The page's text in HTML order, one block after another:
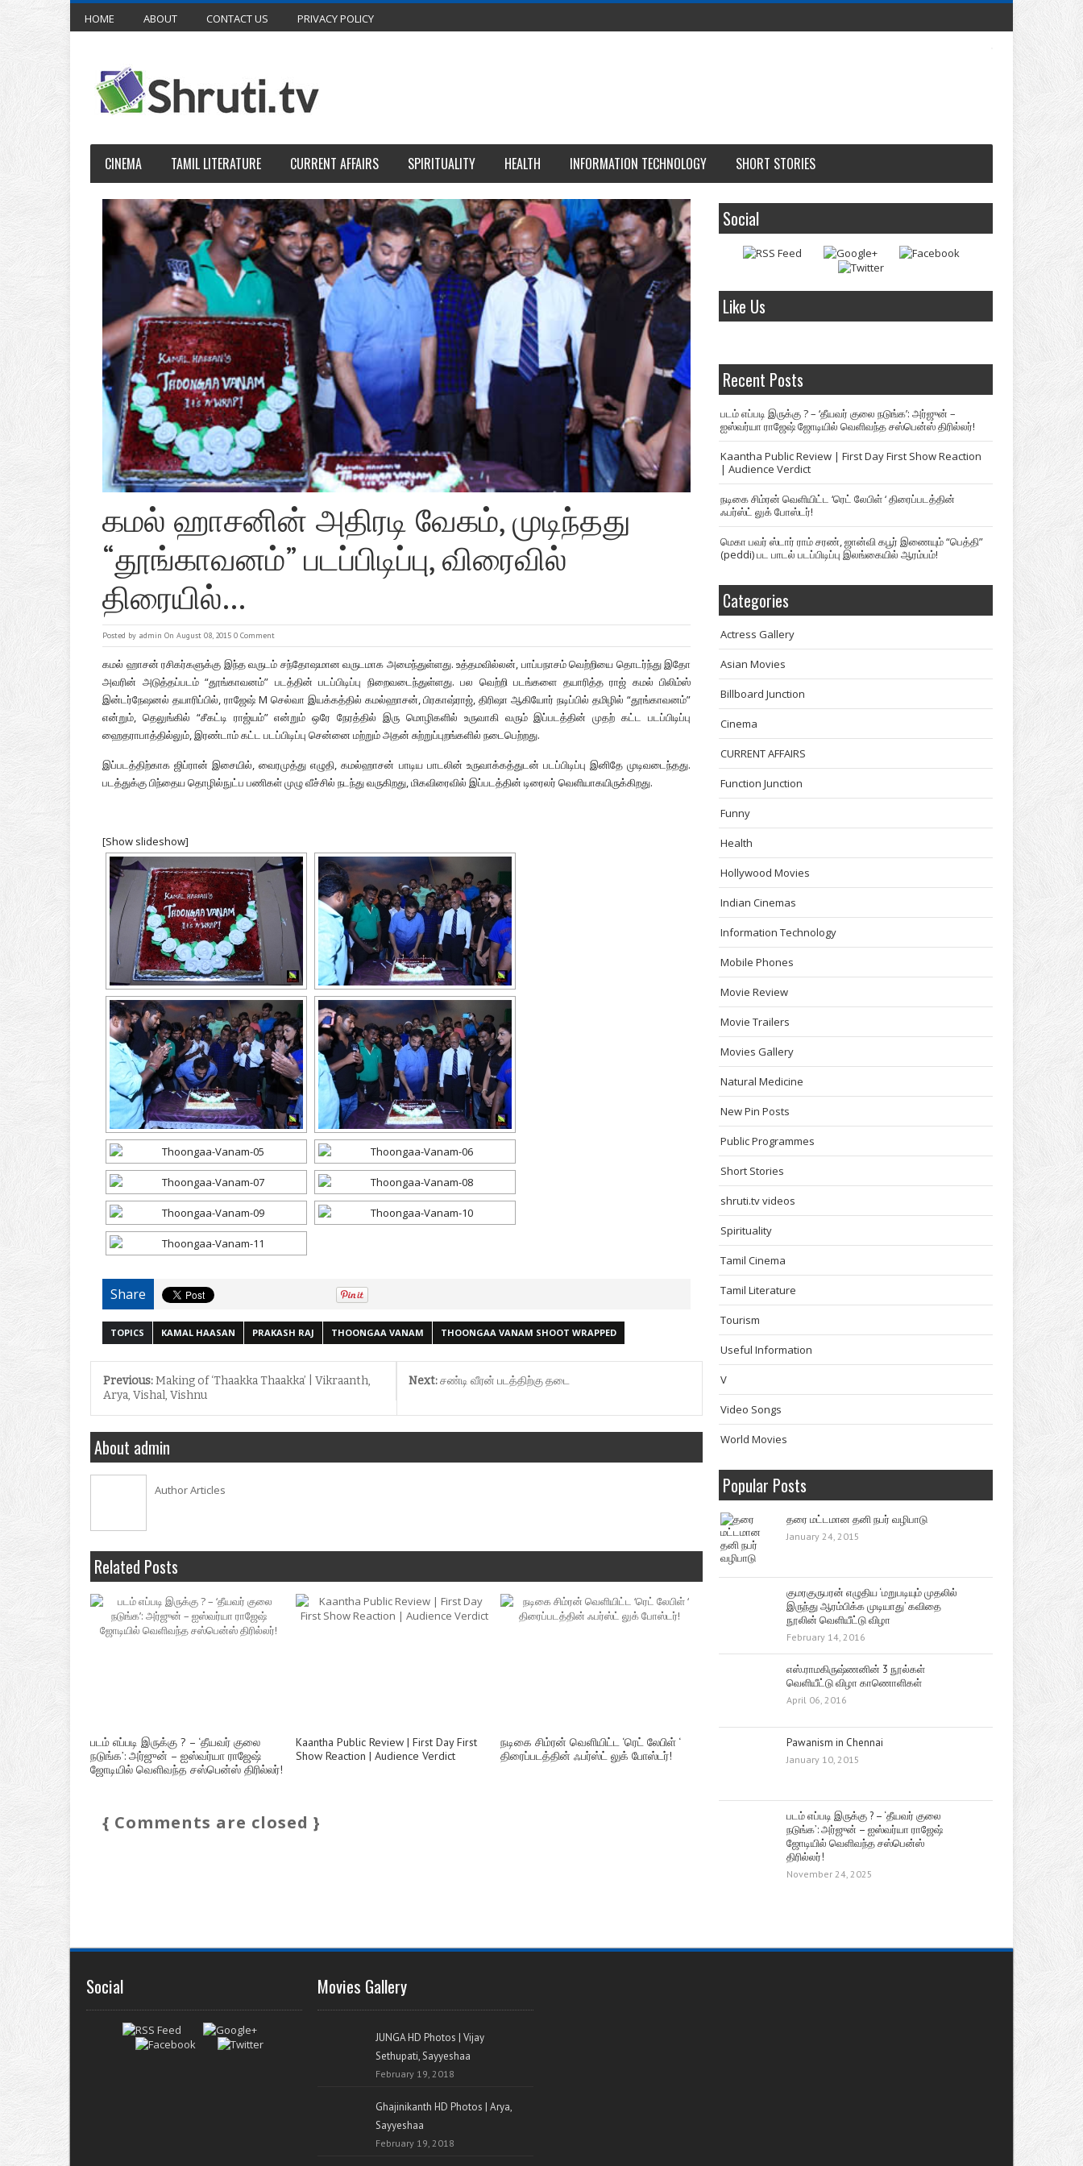
HOME ABOUT CONTACT US PRIVACY POLICY
CINEMA TAMIL LITERATURE CURRENT AFFAIRS SPIRITUALITY HEALTH INFORMATION TECHNOLOGY SHORT STORIES
கமல் ஹாசனின் அதிரடி வேகம், முடிந்தது
“தூங்காவனம்” படப்பிடிப்பு, விரைவில்
திரையில்…
Posted by admin On August 08, 2015 0 Comment
கமல் ஹாசன் ரசிகர்களுக்கு இந்த வருடம் சந்தோஷமான வருடமாக அமைந்துள்ளது. உத்தமவில்லன், பாப்பநாசம் வெற்றியை தொடர்ந்து இதோ
அவரின் அடுத்தப்படம் “தூங்காவனம்” படத்தின் படப்பிடிப்பு நிறைவடைந்துள்ளது. பல வெற்றி படங்களை தயாரித்த ராஜ் கமல் பிலிம்ஸ்
இன்டர்நேஷனல் தயாரிப்பில், ராஜேஷ் M செல்வா இயக்கத்தில் கமல்ஹாசன், பிரகாஷ்ராஜ், திரிஷா ஆகியோர் நடிப்பில் தமிழில் “தூங்காவனம்”
என்றும், தெலுங்கில் “சீகட்டி ராஜ்யம்” என்றும் ஒரே நேரத்தில் இரு மொழிகளில் உருவாகி வரும் இப்படத்தின் முதற் கட்ட படப்பிடிப்பு
ஹைதராபாத்தில்லும், இரண்டாம் கட்ட படப்பிடிப்பு சென்னை மற்றும் அதன் சுற்றுப்புறங்களில் நடைபெற்றது.
இப்படத்திற்காக ஜிப்ரான் இசையில், வைரமுத்து எழுதி, கமல்ஹாசன் பாடிய பாடலின் உருவாக்கத்துடன் படப்பிடிப்பு இனிதே முடிவடைந்தது.
படத்துக்கு பிந்தைய தொழில்நுட்ப பணிகள் முழு வீச்சில் நடந்து வருகிறது, மிகவிரைவில் இப்படத்தின் டிரைலர் வெளியாகயிருக்கிறது.
[Show slideshow]
Share
TOPICS KAMAL HAASAN PRAKASH RAJ THOONGAA VANAM THOONGAA VANAM SHOOT WRAPPED
Previous:Making of ‘Thaakka Thaakka’ | Vikraanth,
Arya, Vishal, Vishnu
Next:சண்டி வீரன் படத்திற்கு தடை
About admin
Author Articles
Related Posts
படம் எப்படி இருக்கு ? – ‘தீயவர் குலை
நடுங்க’: அர்ஜுன் – ஐஸ்வர்யா ராஜேஷ்
ஜோடியில் வெளிவந்த சஸ்பென்ஸ் திரில்லர்!
Kaantha Public Review | First Day First
Show Reaction | Audience Verdict
நடிகை சிம்ரன் வெளியிட்ட ‘ரெட் லேபிள் ‘
திரைப்படத்தின் ஃபர்ஸ்ட் லுக் போஸ்டர்!
{ Comments are closed }
Social
Like Us
Recent Posts
படம் எப்படி இருக்கு ? – ‘தீயவர் குலை நடுங்க’: அர்ஜுன் –
ஐஸ்வர்யா ராஜேஷ் ஜோடியில் வெளிவந்த சஸ்பென்ஸ் திரில்லர்!
Kaantha Public Review | First Day First Show Reaction
| Audience Verdict
நடிகை சிம்ரன் வெளியிட்ட ‘ரெட் லேபிள் ‘ திரைப்படத்தின்
ஃபர்ஸ்ட் லுக் போஸ்டர்!
மெகா பவர் ஸ்டார் ராம் சரண், ஜான்வி கபூர் இணையும் “பெத்தி”
(peddi) பட பாடல் படப்பிடிப்பு இலங்கையில் ஆரம்பம்!
Categories
Actress Gallery
Asian Movies
Billboard Junction
Cinema
CURRENT AFFAIRS
Function Junction
Funny
Health
Hollywood Movies
Indian Cinemas
Information Technology
Mobile Phones
Movie Review
Movie Trailers
Movies Gallery
Natural Medicine
New Pin Posts
Public Programmes
Short Stories
shruti.tv videos
Spirituality
Tamil Cinema
Tamil Literature
Tourism
Useful Information
V
Video Songs
World Movies
Popular Posts
தரை மட்டமான தனி நபர் வழிபாடு
January 24, 2015
குமரகுருபரன் எழுதிய ‘மறுபடியும் முதலில்
இருந்து ஆரம்பிக்க முடியாது’ கவிதை
நூலின் வெளியீட்டு விழா
February 14, 2016
எஸ்.ராமகிருஷ்ணனின் 3 நூல்கள்
வெளியீட்டு விழா காணொளிகள்
April 06, 2016
Pawanism in Chennai
January 10, 2015
படம் எப்படி இருக்கு ? – ‘தீயவர் குலை
நடுங்க’: அர்ஜுன் – ஐஸ்வர்யா ராஜேஷ்
ஜோடியில் வெளிவந்த சஸ்பென்ஸ்
திரில்லர்!
November 24, 2025
Social Movies Gallery
JUNGA HD Photos | Vijay
Sethupati, Sayyeshaa
February 19, 2018
Ghajinikanth HD Photos | Arya,
Sayyeshaa
February 19, 2018